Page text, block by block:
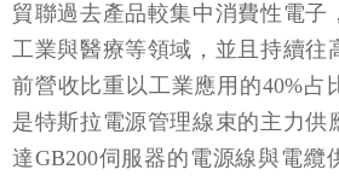
貿聯過去產品較集中消費性電子
工業與醫療等領域，並且持續往
前營收比重以工業應用的40%占
是特斯拉電源管理線束的主力供
達GB200伺服器的電源線與電纜